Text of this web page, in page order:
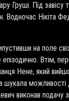
Груші. Під
Нікіта
на поле
Втім,
Нене, який
шукала
виконав